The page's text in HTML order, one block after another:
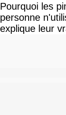
Pourquoi les
personne
explique leur